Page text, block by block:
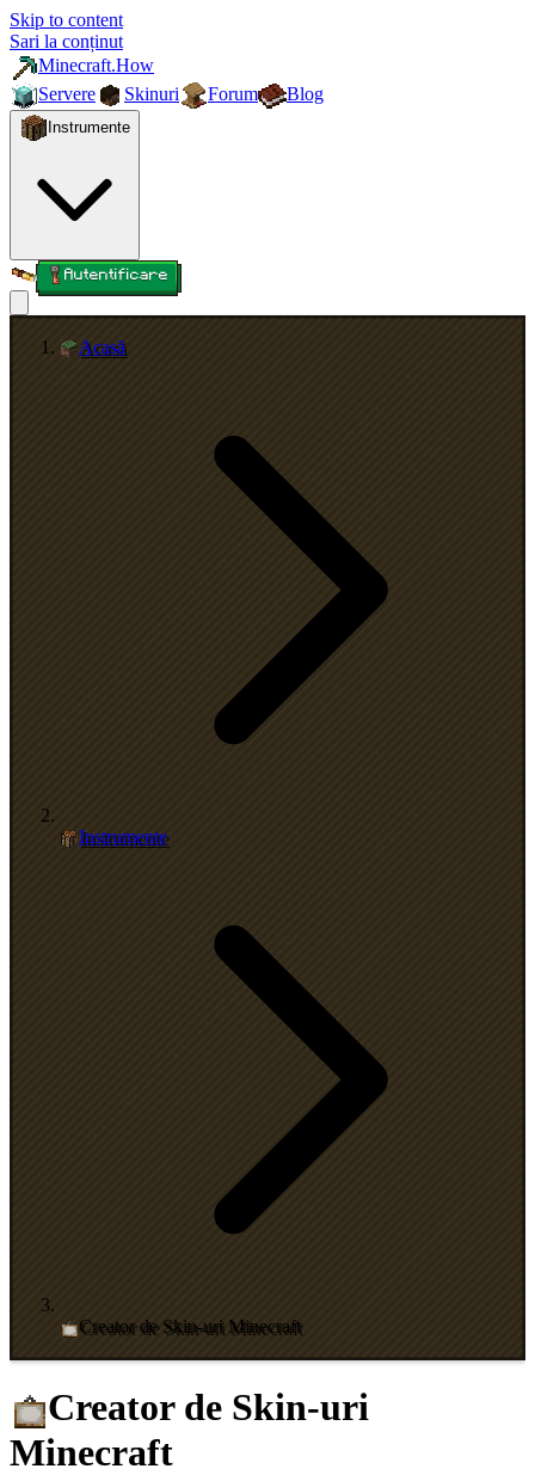
Skip to content
Sari la conținut
Minecraft.How
Servere
Skinuri Forum Blog
Instrumente
Autentificare
Acasă
Instrumente
Creator de Skin-uri Minecraft
Creator de Skin-uri
Minecraft